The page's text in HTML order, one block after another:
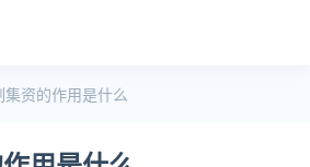
集资的作用是什么